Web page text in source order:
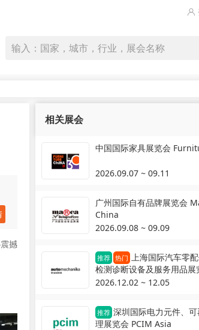
输入：国家，城市，行业，展会名称
撼
相关展会
中国国际家具展览会
2026.09.07 ~ 09.11
广州国际自有品牌展览会
China
2026.09.08 ~ 09.09
推荐 热门 上海国际汽车零
检测诊断设备及服务用品展
Automechanika Shanghai
2026.12.02 ~ 12.05
推荐 深圳国际电力元件、
理展览会 PCIM Asia